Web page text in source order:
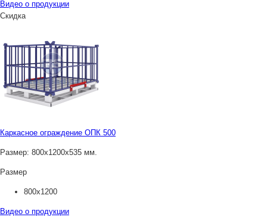
Видео о продукции
Скидка
Каркасное ограждение ОПК 500
Размер: 800х1200х535 мм.
Размер
800х1200
Видео о продукции